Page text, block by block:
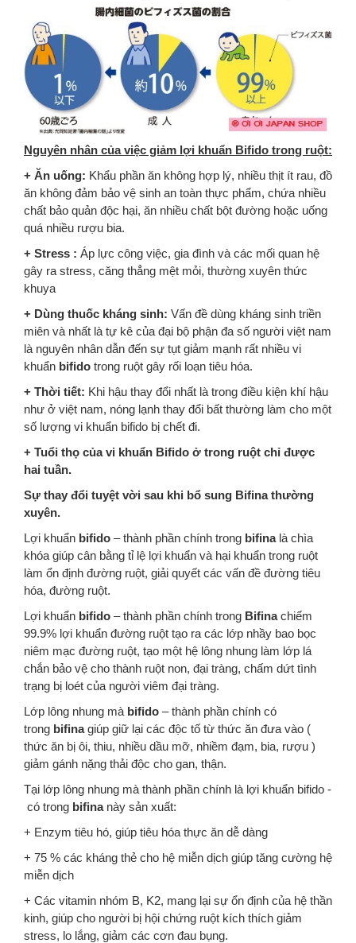
Nguyên nhân của việc giảm lợi khuẩn Bifido trong ruột:
+ Ăn uống: Khẩu phần ăn không hợp lý, nhiều thịt ít rau, đồ
ăn không đảm bảo vệ sinh an toàn thực phẩm, chứa nhiều
chất bảo quản độc hại, ăn nhiều chất bột đường hoặc uống
quá nhiều rượu bia.
+ Stress : Áp lực công việc, gia đình và các mối quan hệ
gây ra stress, căng thẳng mệt mỏi, thường xuyên thức
khuya
+ Dùng thuốc kháng sinh: Vấn đề dùng kháng sinh triền
miên và nhất là tự kê của đại bộ phận đa số người việt nam
là nguyên nhân dẫn đến sự tụt giảm mạnh rất nhiều vi
khuẩn bifido trong ruột gây rối loạn tiêu hóa.
+ Thời tiết: Khi hậu thay đổi nhất là trong điều kiện khí hậu
như ở việt nam, nóng lạnh thay đổi bất thường làm cho một
số lượng vi khuẩn bifido bị chết đi.
+ Tuổi thọ của vi khuẩn Bifido ở trong ruột chỉ được
hai tuần.
Sự thay đổi tuyệt vời sau khi bổ sung Bifina thường
xuyên.
Lợi khuẩn bifido – thành phần chính trong bifinalà chìa
khóa giúp cân bằng tỉ lệ lợi khuẩn và hại khuẩn trong ruột
làm ổn định đường ruột, giải quyết các vấn đề đường tiêu
hóa, đường ruột.
Lợi khuẩn bifido – thành phần chính trong Bifinachiếm
99.9% lợi khuẩn đường ruột tạo ra các lớp nhầy bao bọc
niêm mạc đường ruột, tạo một hệ lông nhung làm lớp lá
chắn bảo vệ cho thành ruột non, đại tràng, chấm dứt tình
trạng bị loét của người viêm đại tràng.
Lớp lông nhung mà bifido – thành phần chính có
trong bifinagiúp giữ lại các độc tố từ thức ăn đưa vào (
thức ăn bị ôi, thiu, nhiều dầu mỡ, nhiềm đạm, bia, rượu )
giảm gánh nặng thải độc cho gan, thận.
Tại lớp lông nhung mà thành phần chính là lợi khuẩn bifido -
có trong bifinanày sản xuất:
+ Enzym tiêu hó, giúp tiêu hóa thực ăn dễ dàng
+ 75 % các kháng thẻ cho hệ miễn dịch giúp tăng cường hệ
miễn dịch
+ Các vitamin nhóm B, K2, mang lại sự ổn định của hệ thần
kinh, giúp cho người bị hội chứng ruột kích thích giảm
stress, lo lắng, giảm các cơn đau bụng.